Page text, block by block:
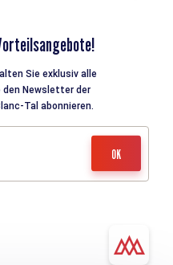
Sie exklusiv alle
den Newsletter der
Tal abonnieren.